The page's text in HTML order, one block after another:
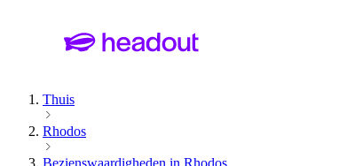
Thuis
Rhodos
Bezienswaardigheden in Rhodos